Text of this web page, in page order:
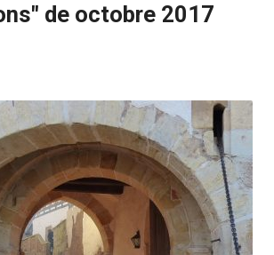
de octobre 2017